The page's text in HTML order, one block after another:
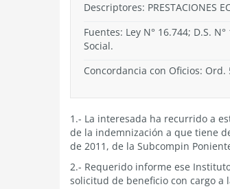
Descriptores: PRESTACIONES
Fuentes: Ley N° 16.744; D.S.
Social.
Concordancia con Oficios:
1.- La interesada ha recurrido a
de la indemnización a que tiene
de 2011, de la Subcompin
2.- Requerido informe ese
solicitud de beneficio con cargo a